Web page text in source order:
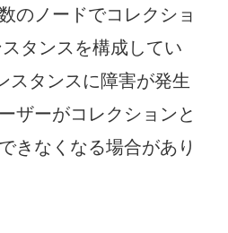
のノードでコレクショ
タンスを構成してい
スタンスに障害が発生
ザーがコレクションと
きなくなる場合があり